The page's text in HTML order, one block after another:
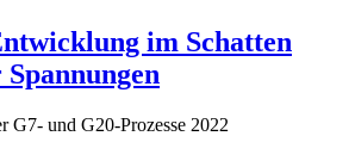
im Schatten
G7- und G20-Prozesse 2022